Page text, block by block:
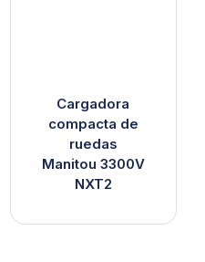
Cargadora
compacta de
ruedas
Manitou 3300V
NXT2